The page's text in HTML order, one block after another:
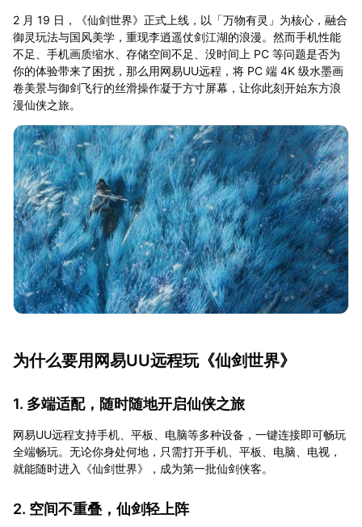
2 月 19 日，《仙剑世界》正式上线，以「万物有灵」为核心，融合
御灵玩法与国风美学，重现李逍遥仗剑江湖的浪漫。然而手机性能
不足、手机画质缩水、存储空间不足、没时间上 PC 等问题是否为
你的体验带来了困扰，那么用网易UU远程，将 PC 端 4K 级水墨画
卷美景与御剑飞行的丝滑操作凝于方寸屏幕，让你此刻开始东方浪
漫仙侠之旅。
为什么要用网易UU远程玩《仙剑世界》
1. 多端适配，随时随地开启仙侠之旅
网易UU远程支持手机、平板、电脑等多种设备，一键连接即可畅玩
全端畅玩。无论你身处何地，只需打开手机、平板、电脑、电视，
就能随时进入《仙剑世界》，成为第一批仙剑侠客。
2. 空间不重叠，仙剑轻上阵